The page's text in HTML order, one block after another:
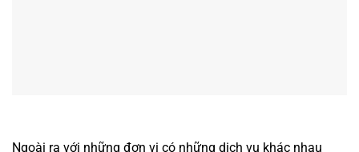
Ngoài ra với những đơn vị có những dịch vụ khác nhau